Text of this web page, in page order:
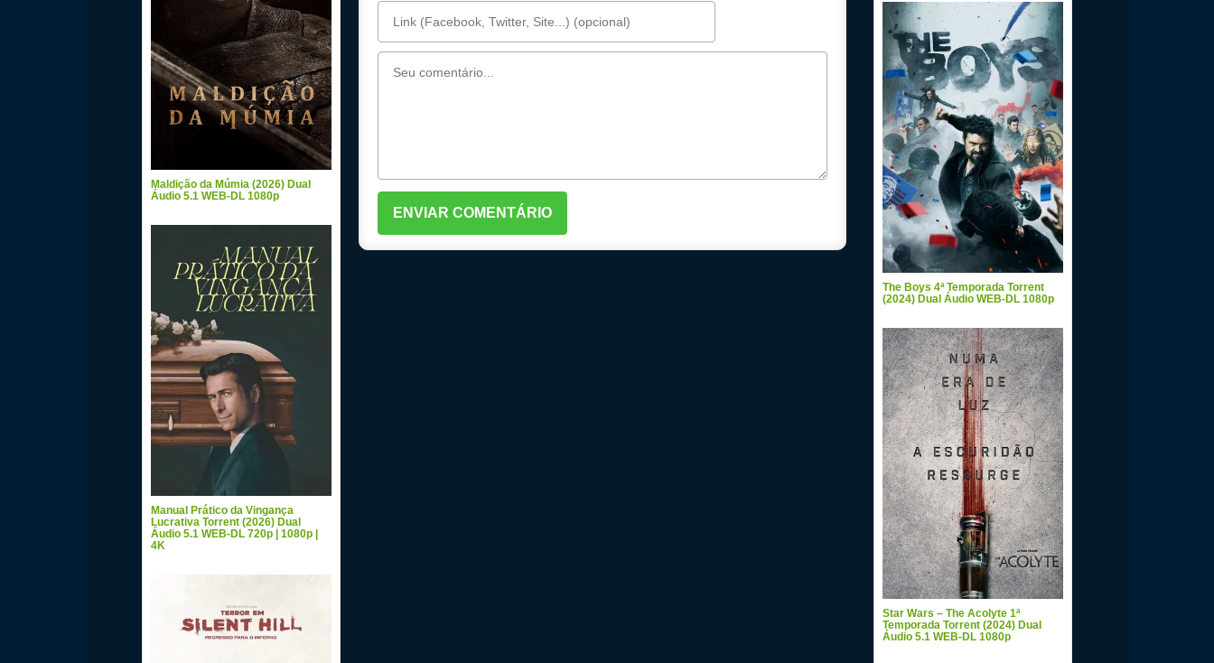
Maldição da Múmia (2026) Dual
Áudio 5.1 WEB-DL 1080p
Manual Prático da Vingança
Lucrativa Torrent (2026) Dual
Áudio 5.1 WEB-DL 720p | 1080p |
4K
The Boys 4ª Temporada Torrent
(2024) Dual Áudio WEB-DL 1080p
Star Wars – The Acolyte 1ª
Temporada Torrent (2024) Dual
Áudio 5.1 WEB-DL 1080p